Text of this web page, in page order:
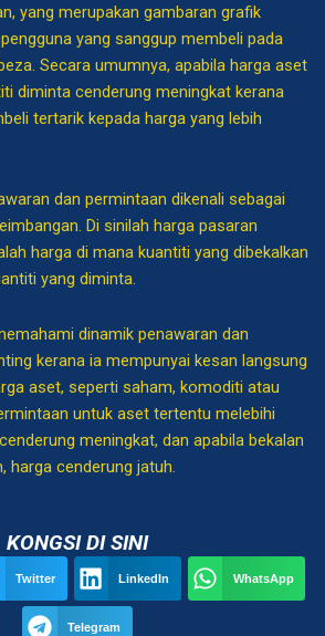
yang merupakan gambaran grafik
yang sanggup membeli pada
Secara umumnya, apabila harga aset
diminta cenderung meningkat kerana
tertarik kepada harga yang lebih
dan permintaan dikenali sebagai
Di sinilah harga pasaran
harga di mana kuantiti yang dibekalkan
yang diminta.
dinamik penawaran dan
kerana ia mempunyai kesan langsung
aset, seperti saham, komoditi atau
untuk aset tertentu melebihi
meningkat, dan apabila bekalan
harga cenderung jatuh.
KONGSI DI SINI
Twitter LinkedIn WhatsApp
Telegram